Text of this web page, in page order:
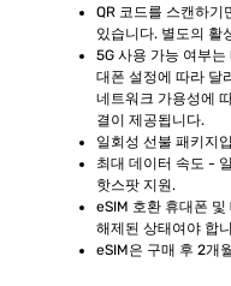
QR 코드를 스캔하기
있습니다. 별도의 활
5G 사용 가능 여부
대폰 설정에 따라 달
네트워크 가용성에
결이 제공됩니다.
일회성 선불 패키지
최대 데이터 속도 -
핫스팟 지원.
eSIM 호환 휴대폰 및
해제된 상태여야 합
eSIM은 구매 후 2개